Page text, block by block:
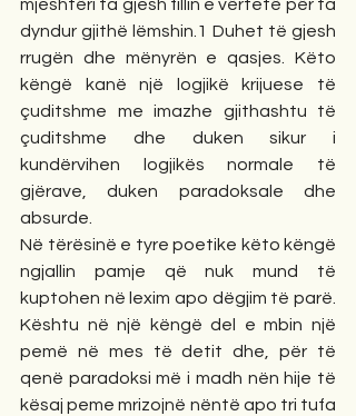
mjeshtëri ta gjesh fillin e vërtetë për ta
dyndur gjithë lëmshin.1 Duhet të gjesh
rrugën dhe mënyrën e qasjes. Këto
këngë kanë një logjikë krijuese të
çuditshme me imazhe gjithashtu të
çuditshme dhe duken sikur i
kundërvihen logjikës normale të
gjërave, duken paradoksale dhe
absurde.
Në tërësinë e tyre poetike këto këngë
ngjallin pamje që nuk mund të
kuptohen në lexim apo dëgjim të parë.
Kështu në një këngë del e mbin një
pemë në mes të detit dhe, për të
qenë paradoksi më i madh nën hije të
kësaj peme mrizojnë nëntë apo tri tufa